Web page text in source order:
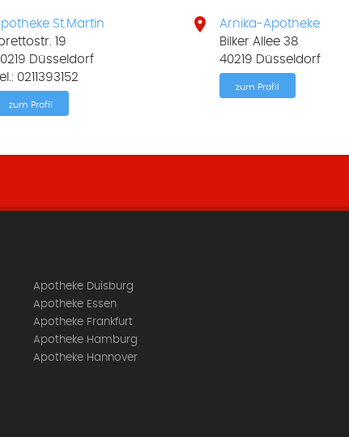
St.Martin
19
Düsseldorf
0211393152
zum Profil

Arnika-Apotheke
Bilker Allee 38
40219 Düsseldorf
zum Profil
Apotheke Duisburg
Apotheke Essen
Apotheke Frankfurt
Apotheke Hamburg
Apotheke Hannover